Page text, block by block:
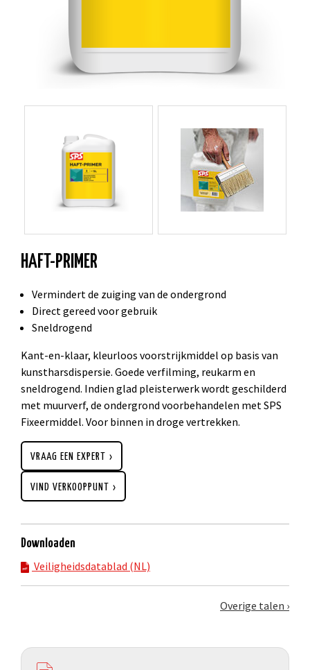
HAFT-PRIMER
Vermindert de zuiging van de ondergrond
Direct gereed voor gebruik
Sneldrogend
Kant-en-klaar, kleurloos voorstrijkmiddel op basis van
kunstharsdispersie. Goede verfilming, reukarm en
sneldrogend. Indien glad pleisterwerk wordt geschilderd
met muurverf, de ondergrond voorbehandelen met SPS
Fixeermiddel. Voor binnen in droge vertrekken.
VRAAG EEN EXPERT
VIND VERKOOPPUNT
Downloaden
Veiligheidsdatablad (NL)
Overige talen